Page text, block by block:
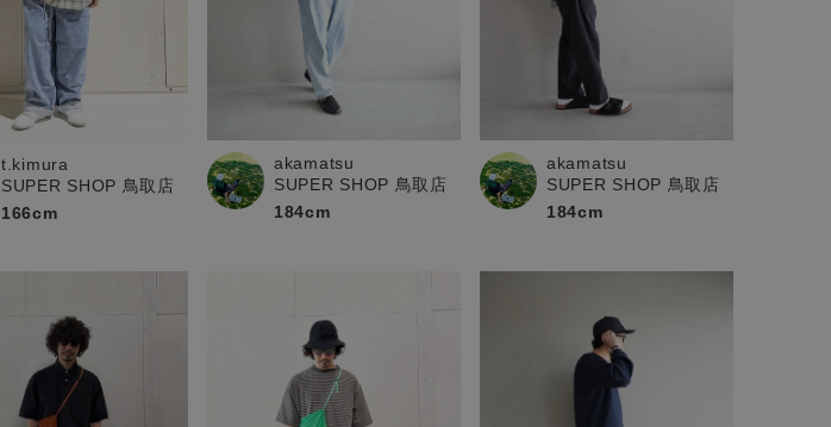
t.kimura
SUPER SHOP 鳥取店
166cm
akamatsu
SUPER SHOP 鳥取店
184cm
akamatsu
SUPER SHOP 鳥取店
184cm